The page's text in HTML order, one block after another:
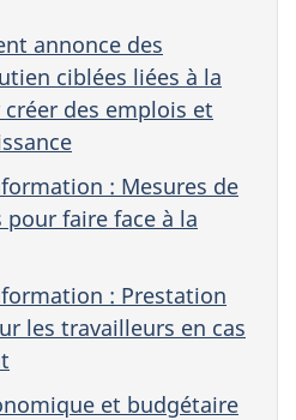
annonce des
ciblées liées à la
créer des emplois et
: Mesures de
faire face à la
: Prestation
les travailleurs en cas
et budgétaire